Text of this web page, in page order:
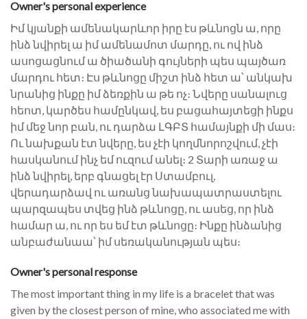
Owner's personal experience
Իմ կյանքի ամենակարևոր իրը էս թևնոցն ա, որը
ինձ նվիրել ա իմ ամենամոտ մարդը, ու ով ինձ
ասոցացնում ա ծիածանի գույների պես պայծառ
մարդու հետ։ Էս թևնոցը միշտ ինձ հետ ա՝ անկախ
նրանից ինքը իմ ձեռքին ա թե ոչ։ Նվերը սանալուց
հեոտ, կարծես համընկավ, ես բացահայտեցի ինքս
իմ մեջ նոր բան, ու դարձա ԼԳԲՏ համայնքի մի մաս։
Ու նախքան էտ նվերը, ես չէի կողմնորոշվում, չէի
հասկանում ինչ եմ ուզում անել։ 2 Տարի առաջ ա
ինձ նվիրել, երբ գնացել էր Ստամբուլ,
վերադարձավ ու առանց նախապատրաստելու
պարզապես տվեց ինձ թևնոցը, ու ասեց, որ ինձ
համար ա, ու որ ես եմ էտ թևնոցը։ Ինքը ինձանից
անբաժանաա՝ իմ սեռականության պես։
Owner's personal response
The most important thing in my life is a bracelet that was
given by the closest person of mine, who associated me with